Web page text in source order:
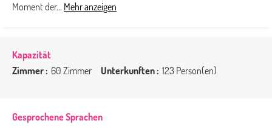
Moment der... Mehr anzeigen
Kapazität
Zimmer : 60 Zimmer Unterkunften : 123 Person(en)
Gesprochene Sprachen